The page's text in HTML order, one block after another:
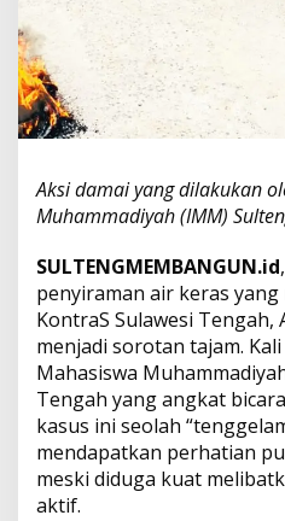
Aksi damai yang dilakukan
Muhammadiyah (IMM)
SULTENGMEMBANGUN.id,
penyiraman air keras
KontraS Sulawesi Tengah,
menjadi sorotan tajam.
Mahasiswa
Tengah yang angkat
kasus ini seolah
mendapatkan perhatian
meski diduga kuat
aktif.